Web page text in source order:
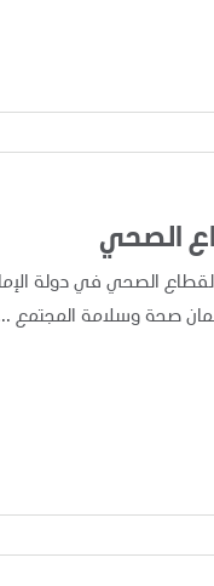
الصحي
"حزم الطاقة" للعاملين في القطاع الصحي في